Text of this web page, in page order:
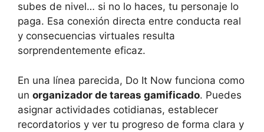
subes de nivel… si no lo haces, tu personaje lo
paga. Esa conexión directa entre conducta real
y consecuencias virtuales resulta
sorprendentemente eficaz.
En una línea parecida, Do It Now funciona como
un organizador de tareas gamificado. Puedes
asignar actividades cotidianas, establecer
recordatorios y ver tu progreso de forma clara y